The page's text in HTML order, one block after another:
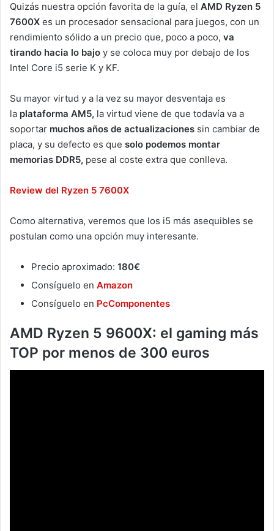
Quizás nuestra opción favorita de la guía, el AMD Ryzen 5
7600X es un procesador sensacional para juegos, con un
rendimiento sólido a un precio que, poco a poco, va
tirando hacia lo bajo y se coloca muy por debajo de los
Intel Core i5 serie K y KF.
Su mayor virtud y a la vez su mayor desventaja es
la plataforma AM5, la virtud viene de que todavía va a
soportar muchos años de actualizaciones sin cambiar de
placa, y su defecto es que solo podemos montar
memorias DDR5, pese al coste extra que conlleva.
Review del Ryzen 5 7600X
Como alternativa, veremos que los i5 más asequibles se
postulan como una opción muy interesante.
Precio aproximado: 180€
Consíguelo en Amazon
Consíguelo en PcComponentes
AMD Ryzen 5 9600X: el gaming más
TOP por menos de 300 euros